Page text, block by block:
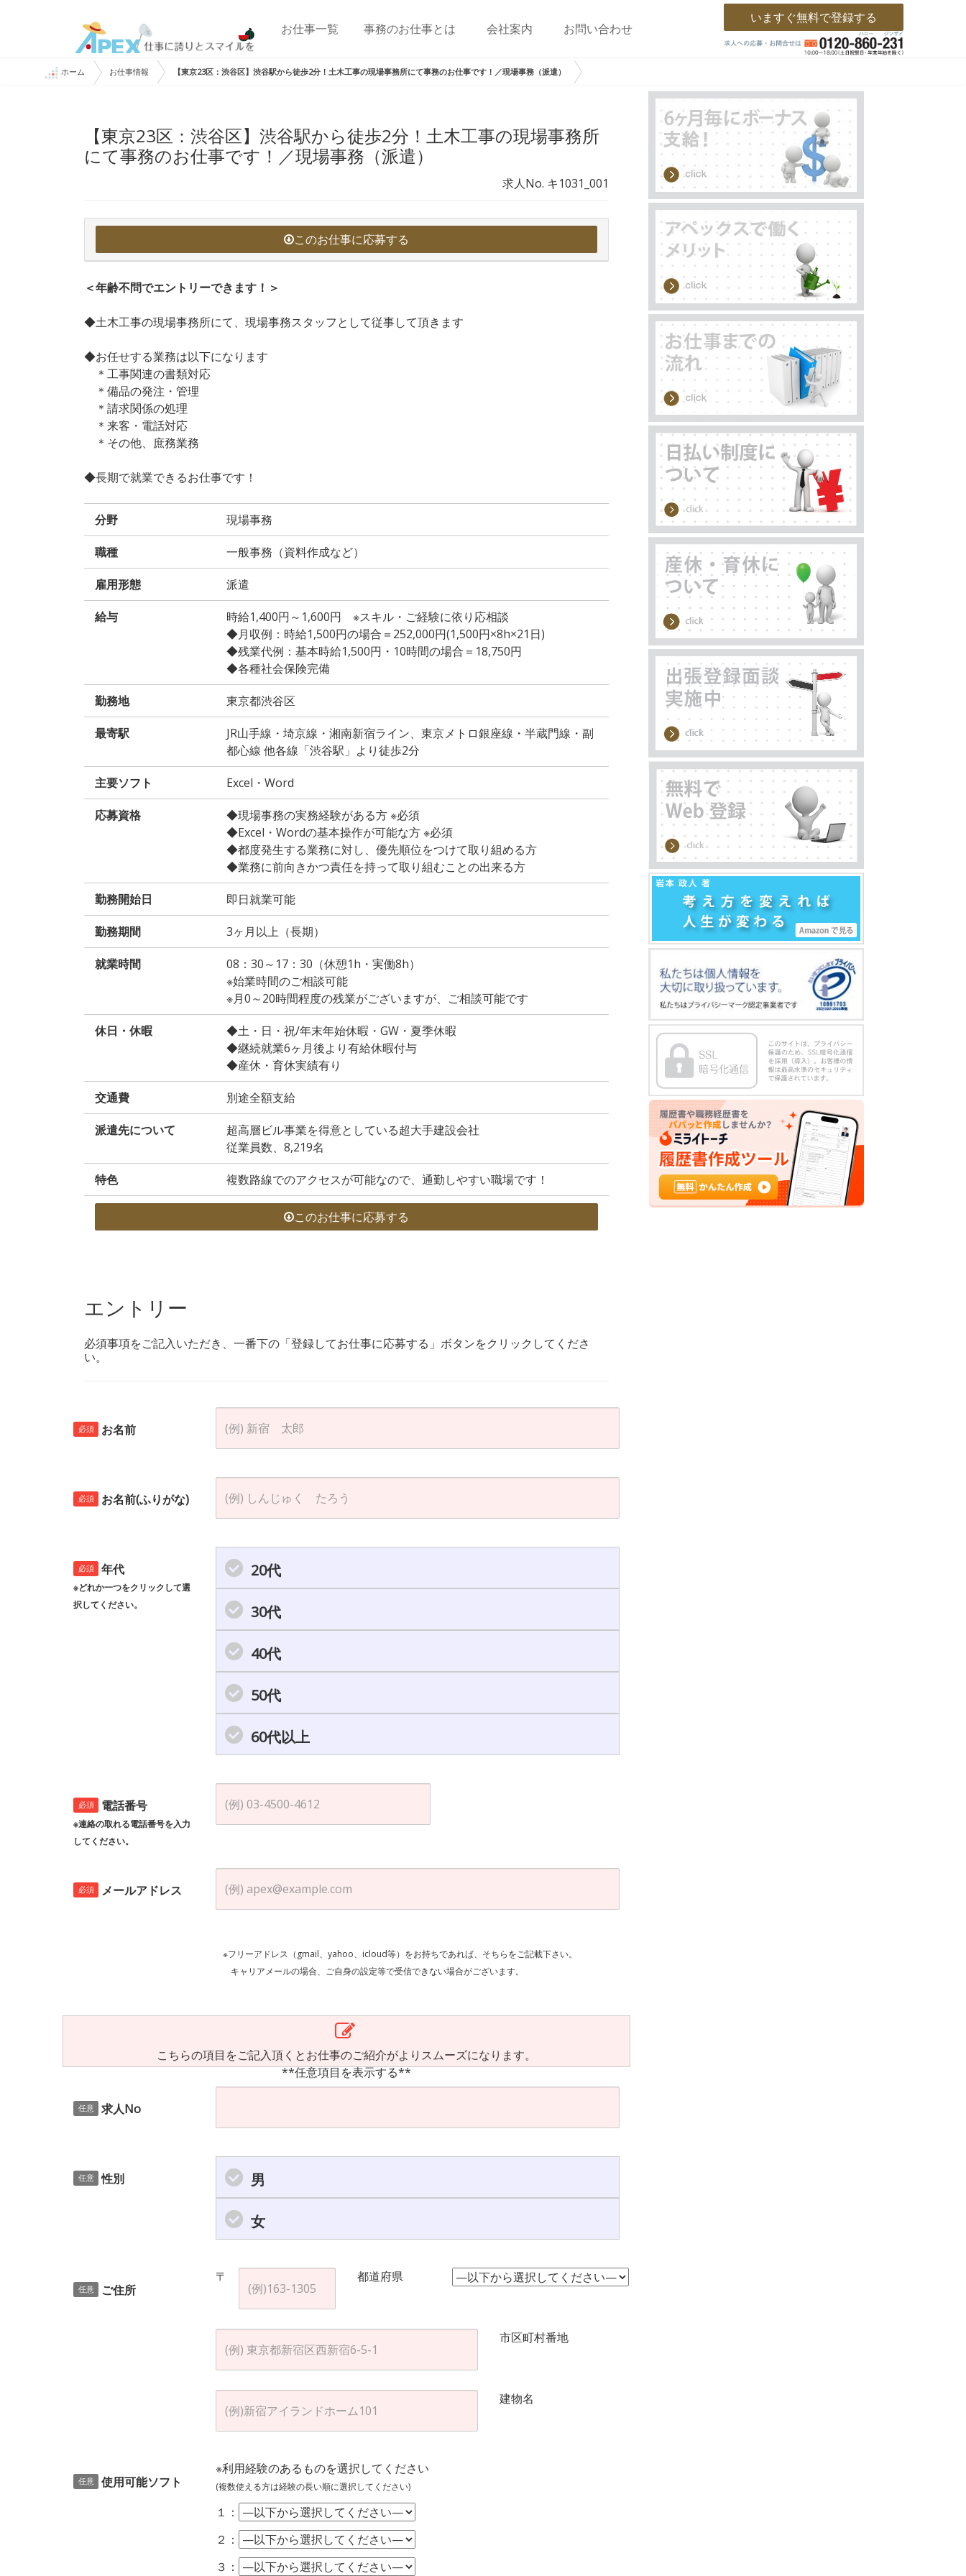
お仕事一覧 事務のお仕事とは 会社案内 お問い合わせ
いますぐ無料で登録する
ホーム お仕事情報 【東京23区：渋谷区】渋谷駅から徒歩2分！土木工事の現場事務所にて事務のお仕事です！／現場事務（派遣）
【東京23区：渋谷区】渋谷駅から徒歩2分！土木工事の現場事務所
にて事務のお仕事です！／現場事務（派遣）
求人No. キ1031_001
このお仕事に応募する
＜年齢不問でエントリーできます！＞
◆土木工事の現場事務所にて、現場事務スタッフとして従事して頂きます
◆お任せする業務は以下になります
＊工事関連の書類対応
＊備品の発注・管理
＊請求関係の処理
＊来客・電話対応
＊その他、庶務業務
◆長期で就業できるお仕事です！
分野 現場事務
職種 一般事務（資料作成など）
雇用形態 派遣
給与
時給1,400円～1,600円 ※スキル・ご経験に依り応相談
◆月収例：時給1,500円の場合＝252,000円(1,500円×8h×21日)
◆残業代例：基本時給1,500円・10時間の場合＝18,750円
◆各種社会保険完備
勤務地 東京都渋谷区
最寄駅
JR山手線・埼京線・湘南新宿ライン、東京メトロ銀座線・半蔵門線・副
都心線 他各線「渋谷駅」より徒歩2分
主要ソフト Excel・Word
応募資格
◆現場事務の実務経験がある方 ※必須
◆Excel・Wordの基本操作が可能な方 ※必須
◆都度発生する業務に対し、優先順位をつけて取り組める方
◆業務に前向きかつ責任を持って取り組むことの出来る方
勤務開始日 即日就業可能
勤務期間 3ヶ月以上（長期）
就業時間
08：30～17：30（休憩1h・実働8h）
※始業時間のご相談可能
※月0～20時間程度の残業がございますが、ご相談可能です
休日・休暇
◆土・日・祝/年末年始休暇・GW・夏季休暇
◆継続就業6ヶ月後より有給休暇付与
◆産休・育休実績有り
交通費 別途全額支給
派遣先について
超高層ビル事業を得意としている超大手建設会社
従業員数、8,219名
特色 複数路線でのアクセスが可能なので、通勤しやすい職場です！
このお仕事に応募する
エントリー
必須事項をご記入いただき、一番下の「登録してお仕事に応募する」ボタンをクリックしてくださ
い。
必須 お名前
必須 お名前(ふりがな)
必須 年代
※どれか一つをクリックして選
択してください。
20代
30代
40代
50代
60代以上
必須 電話番号
※連絡の取れる電話番号を入力
してください。
必須 メールアドレス
※フリーアドレス（gmail、yahoo、icloud等）をお持ちであれば、そちらをご記載下さい。
キャリアメールの場合、ご自身の設定等で受信できない場合がございます。
こちらの項目をご記入頂くとお仕事のご紹介がよりスムーズになります。
**任意項目を表示する**
任意 求人No
任意 性別 男
女
任意 ご住所
〒 都道府県
市区町村番地
建物名
任意 使用可能ソフト
※利用経験のあるものを選択してください
(複数使える方は経験の長い順に選択してください)
１：
２：
３：